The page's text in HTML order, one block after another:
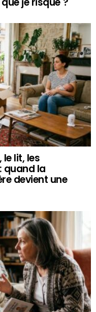
le lit, les
quand la
devient une